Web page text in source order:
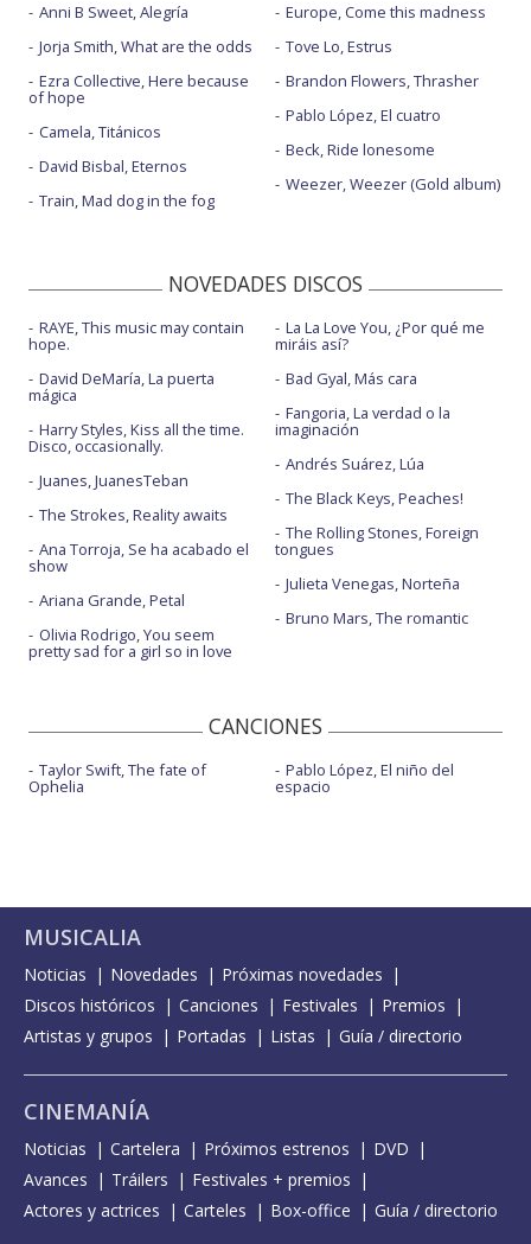
Anni B Sweet, Alegría
Jorja Smith, What are the odds
Ezra Collective, Here because
of hope
Camela, Titánicos
David Bisbal, Eternos
Train, Mad dog in the fog
Europe, Come this madness
Tove Lo, Estrus
Brandon Flowers, Thrasher
Pablo López, El cuatro
Beck, Ride lonesome
Weezer, Weezer (Gold album)
NOVEDADES DISCOS
RAYE, This music may contain
hope.
David DeMaría, La puerta
mágica
Harry Styles, Kiss all the time.
Disco, occasionally.
Juanes, JuanesTeban
The Strokes, Reality awaits
Ana Torroja, Se ha acabado el
show
Ariana Grande, Petal
Olivia Rodrigo, You seem
pretty sad for a girl so in love
La La Love You, ¿Por qué me
miráis así?
Bad Gyal, Más cara
Fangoria, La verdad o la
imaginación
Andrés Suárez, Lúa
The Black Keys, Peaches!
The Rolling Stones, Foreign
tongues
Julieta Venegas, Norteña
Bruno Mars, The romantic
CANCIONES
Taylor Swift, The fate of
Ophelia
Pablo López, El niño del
espacio
MUSICALIA
Noticias Novedades
Próximas novedades
Discos históricos
Canciones Festivales
Premios
Artistas y grupos
Portadas Listas Guía / directorio
CINEMANÍA
Noticias Cartelera Próximos estrenos
DVD
Avances
Tráilers
Festivales + premios
Actores y actrices
Carteles Box-office Guía / directorio